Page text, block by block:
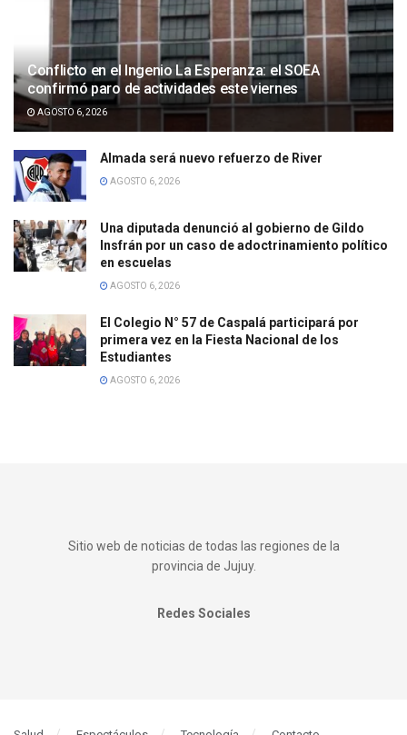
Conflicto en el Ingenio La Esperanza: el SOEA
confirmó paro de actividades este viernes
AGOSTO 6, 2026
Almada será nuevo refuerzo de River
AGOSTO 6, 2026
Una diputada denunció al gobierno de Gildo
Insfrán por un caso de adoctrinamiento político
en escuelas
AGOSTO 6, 2026
El Colegio N° 57 de Caspalá participará por
primera vez en la Fiesta Nacional de los
Estudiantes
AGOSTO 6, 2026
Sitio web de noticias de todas las regiones de la
provincia de Jujuy.
Redes Sociales